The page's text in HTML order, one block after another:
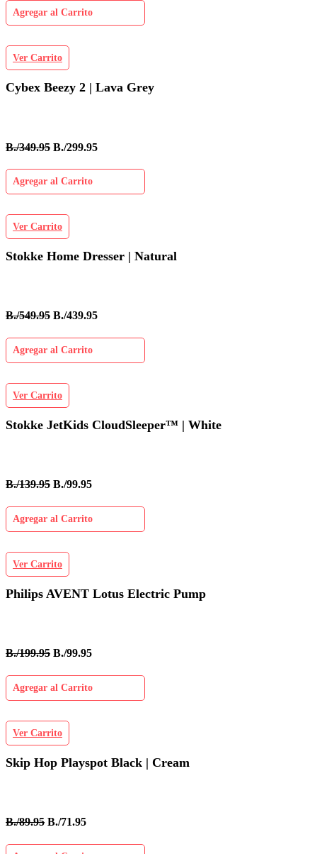
Agregar al Carrito
Ver Carrito
Cybex Beezy 2 | Lava Grey
B./349.95 B./299.95
Agregar al Carrito
Ver Carrito
Stokke Home Dresser | Natural
B./549.95 B./439.95
Agregar al Carrito
Ver Carrito
Stokke JetKids CloudSleeper™ | White
B./139.95 B./99.95
Agregar al Carrito
Ver Carrito
Philips AVENT Lotus Electric Pump
B./199.95 B./99.95
Agregar al Carrito
Ver Carrito
Skip Hop Playspot Black | Cream
B./89.95 B./71.95